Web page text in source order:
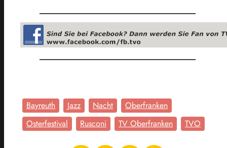
Bayreuth Jazz Nacht
Oberfranken
Osterfestival
Rusconi TV Oberfranken TVO